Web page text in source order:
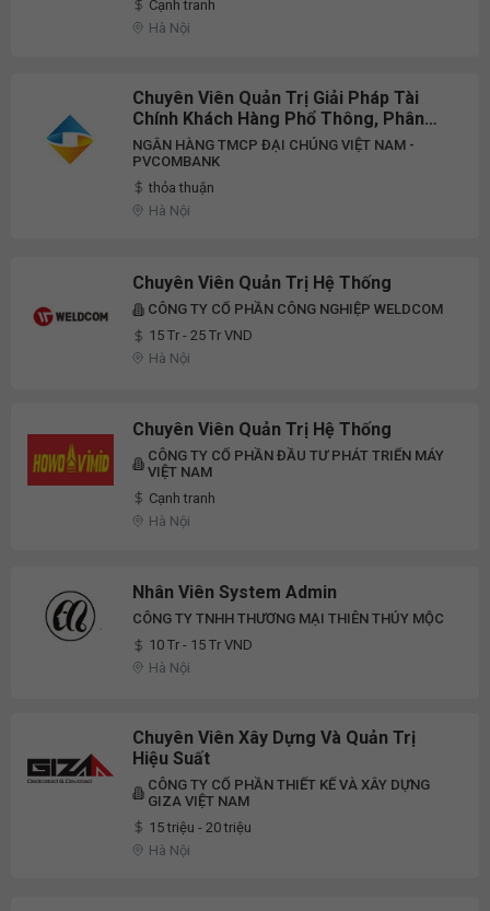
Cạnh tranh
Hà Nội
Chuyên Viên Quản Trị Giải Pháp Tài
Chính Khách Hàng Phổ Thông, Phân
Khúc Khách Hàng Phổ Thông, Khối
Khách Hàng Cá Nhân
NGÂN HÀNG TMCP ĐẠI CHÚNG VIỆT NAM -
PVCOMBANK
thỏa thuận
Hà Nội
Chuyên Viên Quản Trị Hệ Thống
CÔNG TY CỔ PHẦN CÔNG NGHIỆP WELDCOM
15 Tr - 25 Tr VND
Hà Nội
Chuyên Viên Quản Trị Hệ Thống
CÔNG TY CỔ PHẦN ĐẦU TƯ PHÁT TRIỂN MÁY
VIỆT NAM
Cạnh tranh
Hà Nội
Nhân Viên System Admin
CÔNG TY TNHH THƯƠNG MẠI THIÊN THỦY MỘC
10 Tr - 15 Tr VND
Hà Nội
Chuyên Viên Xây Dựng Và Quản Trị
Hiệu Suất
CÔNG TY CỔ PHẦN THIẾT KẾ VÀ XÂY DỰNG
GIZA VIỆT NAM
15 triệu - 20 triệu
Hà Nội